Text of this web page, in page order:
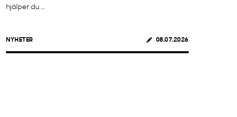
hjälper du ...
NYHETER 08.07.2026